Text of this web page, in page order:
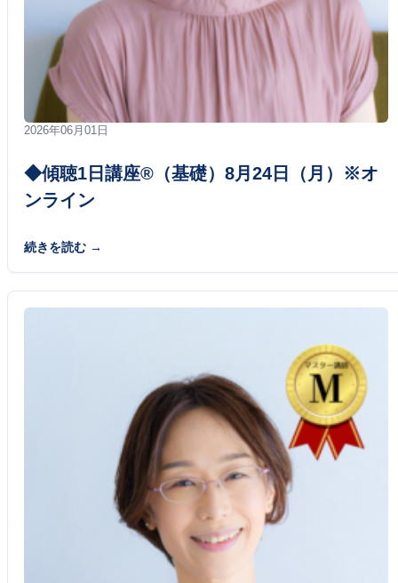
2026年06月01日
◆傾聴1日講座®（基礎）8月24日（月）※オ
ンライン
続きを読む